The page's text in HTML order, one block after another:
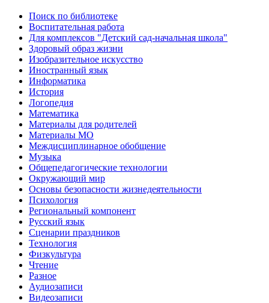
Поиск по библиотеке
Воспитательная работа
Для комплексов "Детский сад-начальная школа"
Здоровый образ жизни
Изобразительное искусство
Иностранный язык
Информатика
История
Логопедия
Математика
Материалы для родителей
Материалы МО
Междисциплинарное обобщение
Музыка
Общепедагогические технологии
Окружающий мир
Основы безопасности жизнедеятельности
Психология
Региональный компонент
Русский язык
Сценарии праздников
Технология
Физкультура
Чтение
Разное
Аудиозаписи
Видеозаписи